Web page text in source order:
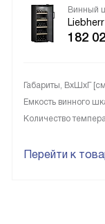
Винный
182
Габариты, ВxШxГ
Емкость винного
Количество
Перейти к